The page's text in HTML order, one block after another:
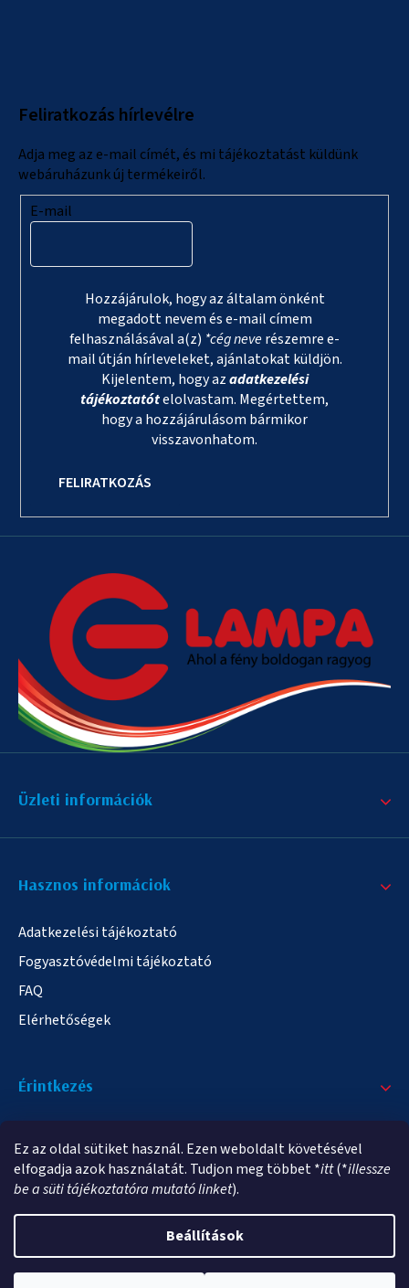
Ez az oldal sütiket használ. Ezen weboldalt követésével
elfogadja azok használatát. Tudjon meg többet *itt(*illessze
be a süti tájékoztatóra mutató linket).
Beállítások
Feliratkozás hírlevélre
Adja meg az e-mail címét, és mi tájékoztatást küldünk
webáruházunk új termékeiről.
E-mail
Hozzájárulok, hogy az általam önként
megadott nevem és e-mail címem
felhasználásával a(z) *cég neverészemre e-
mail útján hírleveleket, ajánlatokat küldjön.
Kijelentem, hogy azadatkezelési
tájékoztatótelolvastam. Megértettem,
hogy a hozzájárulásom bármikor
visszavonhatom.
FELIRATKOZÁS
Üzleti információk
Hasznos informáciok
Adatkezelési tájékoztató
Fogyasztóvédelmi tájékoztató
FAQ
Elérhetőségek
Érintkezés
info@elampa.hu
elampa.hu. Minden jog fenntartva.